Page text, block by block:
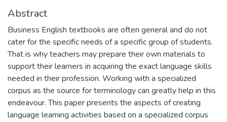
Abstract
Business English textbooks are often general and do not
cater for the specific needs of a specific group of students.
That is why teachers may prepare their own materials to
support their learners in acquiring the exact language skills
needed in their profession. Working with a specialized
corpus as the source for terminology can greatly help in this
endeavour. This paper presents the aspects of creating
language learning activities based on a specialized corpus